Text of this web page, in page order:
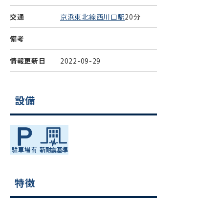
交通 京浜東北線西川口駅20分
備考
情報更新日 2022-09-29
設備
特徴